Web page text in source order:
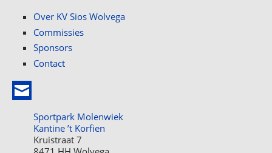
Over KV Sios Wolvega
Commissies
Sponsors
Contact
Sportpark Molenwiek
Kantine ’t Korfien
Kruistraat 7